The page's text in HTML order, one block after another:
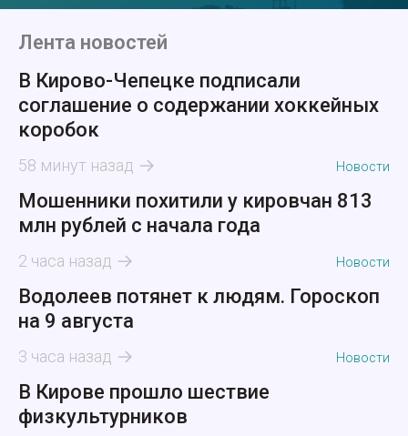
Лента новостей
В Кирово-Чепецке подписали
соглашение о содержании хоккейных
коробок
58 минут назад Новости
Мошенники похитили у кировчан 813
млн рублей с начала года
2 часа назад Новости
Водолеев потянет к людям. Гороскоп
на 9 августа
3 часа назад Новости
В Кирове прошло шествие
физкультурников